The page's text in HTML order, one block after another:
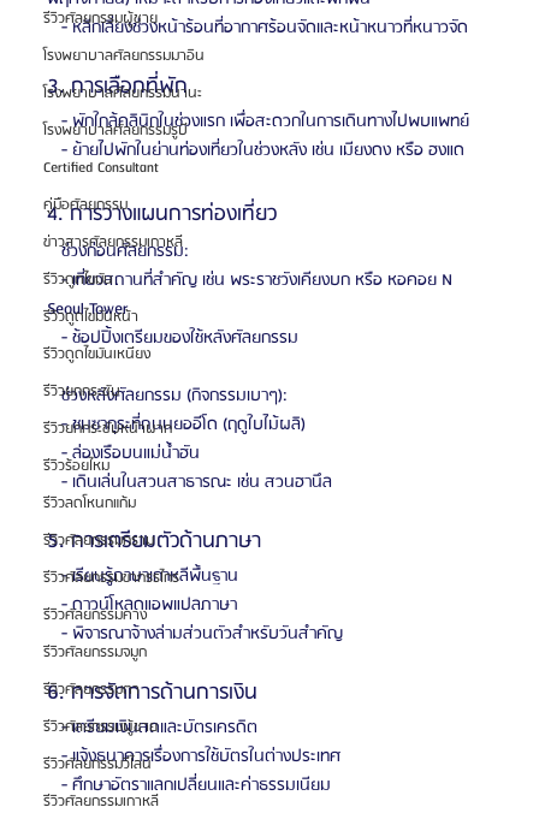
รีวิวศัลยกรรมผู้ชาย
โรงพยาบาลศัลยกรรมมาอิน
โรงพยาบาลศัลยกรรมนานะ
โรงพยาบาลศัลยกรรมรูบี
Certified Consultant
คู่มือศัลยกรรม
ข่าวสารศัลยกรรมเกาหลี
รีวิวดูดไขมัน
รีวิวดูดไขมันหน้า
รีวิวดูดไขมันเหนียง
รีวิวยกกระชับ
รีวิวยกกระชับหน้าผาก
รีวิวร้อยไหม
รีวิวลดโหนกแก้ม
รีวิวศัลยกรรมกราม
รีวิวศัลยกรรมขากรรไกร
รีวิวศัลยกรรมคาง
รีวิวศัลยกรรมจมูก
รีวิวศัลยกรรมตา
รีวิวศัลยกรรมผู้ชาย
รีวิวศัลยกรรมวีไลน์
รีวิวศัลยกรรมเกาหลี
   - หลีกเลี่ยงช่วงหน้าร้อนที่อากาศร้อนจัดและหน้าหนาวที่หนาวจัด
3. การเลือกที่พัก
   - พักใกล้คลินิกในช่วงแรก เพื่อสะดวกในการเดินทางไปพบแพทย์
   - ย้ายไปพักในย่านท่องเที่ยวในช่วงหลัง เช่น เมียงดง หรือ ฮงแด
4. การวางแผนการท่องเที่ยว
   ช่วงก่อนศัลยกรรม:
   - เที่ยวสถานที่สำคัญ เช่น พระราชวังเคียงบก หรือ หอคอย N
Seoul Tower
   - ช้อปปิ้งเตรียมของใช้หลังศัลยกรรม
   ช่วงหลังศัลยกรรม (กิจกรรมเบาๆ):
   - ชมซากุระที่ถนนยออีโด (ฤดูใบไม้ผลิ)
   - ล่องเรือบนแม่น้ำฮัน
   - เดินเล่นในสวนสาธารณะ เช่น สวนฮานึล
5. การเตรียมตัวด้านภาษา
   - เรียนรู้ภาษาเกาหลีพื้นฐาน
   - ดาวน์โหลดแอพแปลภาษา
   - พิจารณาจ้างล่ามส่วนตัวสำหรับวันสำคัญ
6. การจัดการด้านการเงิน
   - เตรียมเงินสดและบัตรเครดิต
   - แจ้งธนาคารเรื่องการใช้บัตรในต่างประเทศ
   - ศึกษาอัตราแลกเปลี่ยนและค่าธรรมเนียม